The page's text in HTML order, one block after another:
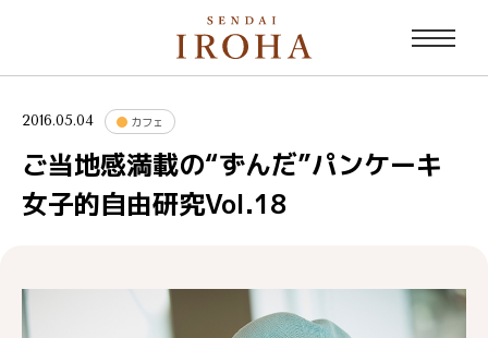
2016.05.04 カフェ
ご当地感満載の“ずんだ”パンケーキ
女子的自由研究Vol.18